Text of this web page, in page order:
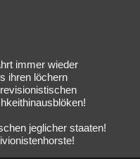
immer wieder
ihren löchern
jeglicher staaten!